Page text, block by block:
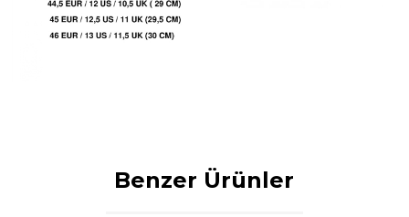
EUR SIZE Bu sizin gerçek ayakkabı numaranızdır.
Ayak numarınızı sipariş derlemelerinden önce bu formüllere göre
hesaplama yaparak sipariş oluşturun.
36 EUR / 6 ABD / 3,5 UKBenzer Ürünler